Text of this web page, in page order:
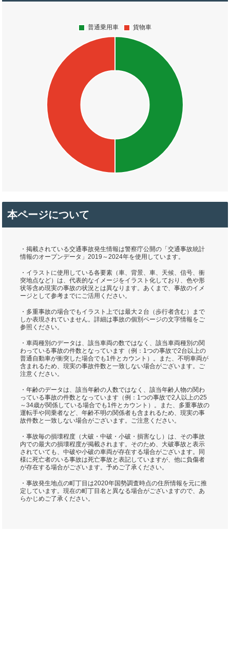
本ページについて
・掲載されている交通事故発生情報は警察庁公開の「交通事故統計
情報のオープンデータ」2019～2024年を使用しています。
・イラストに使用している各要素（車、背景、車、天候、信号、衝
突地点など）は、代表的なイメージをイラスト化しており、色や形
状等含め現実の事故の状況とは異なります。あくまで、事故のイメ
ージとして参考までにご活用ください。
・多重事故の場合でもイラスト上では最大２台（歩行者含む）まで
しか表現されていません。詳細は事故の個別ページの文字情報をご
参照ください。
・車両種別のデータは、該当車両の数ではなく、該当車両種別の関
わっている事故の件数となっています（例：1つの事故で2台以上の
普通自動車が衝突した場合でも1件とカウント）。また、不明車両が
含まれるため、現実の事故件数と一致しない場合がございます。ご
注意ください。
・年齢のデータは、該当年齢の人数ではなく、該当年齢人物の関わ
っている事故の件数となっています（例：1つの事故で2人以上の25
～34歳が関係している場合でも1件とカウント）。また、多重事故の
運転手や同乗者など、年齢不明の関係者も含まれるため、現実の事
故件数と一致しない場合がございます。ご注意ください。
・事故毎の損壊程度（大破・中破・小破・損害なし）は、その事故
内での最大の損壊程度が掲載されます。そのため、大破事故と表示
されていても、中破や小破の車両が存在する場合がございます。同
様に死亡者のいる事故は死亡事故と表記していますが、他に負傷者
が存在する場合がございます。予めご了承ください。
・事故発生地点の町丁目は2020年国勢調査時点の住所情報を元に推
定しています。現在の町丁目名と異なる場合がございますので、あ
らかじめご了承ください。